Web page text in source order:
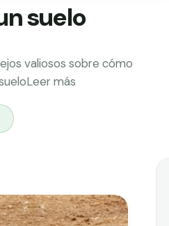
suelo
valiosos sobre cómo
más